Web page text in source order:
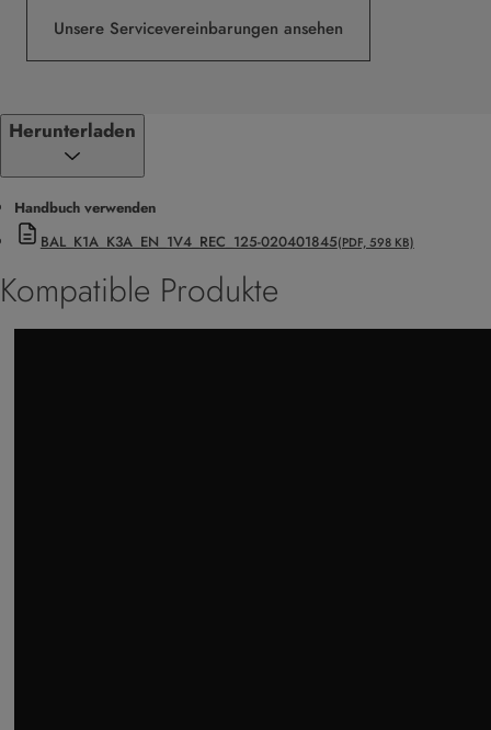
Unsere Servicevereinbarungen ansehen
Herunterladen
Handbuch verwenden
BAL_K1A_K3A_EN_1V4_REC_125-020401845(PDF, 598 KB)
Kompatible Produkte